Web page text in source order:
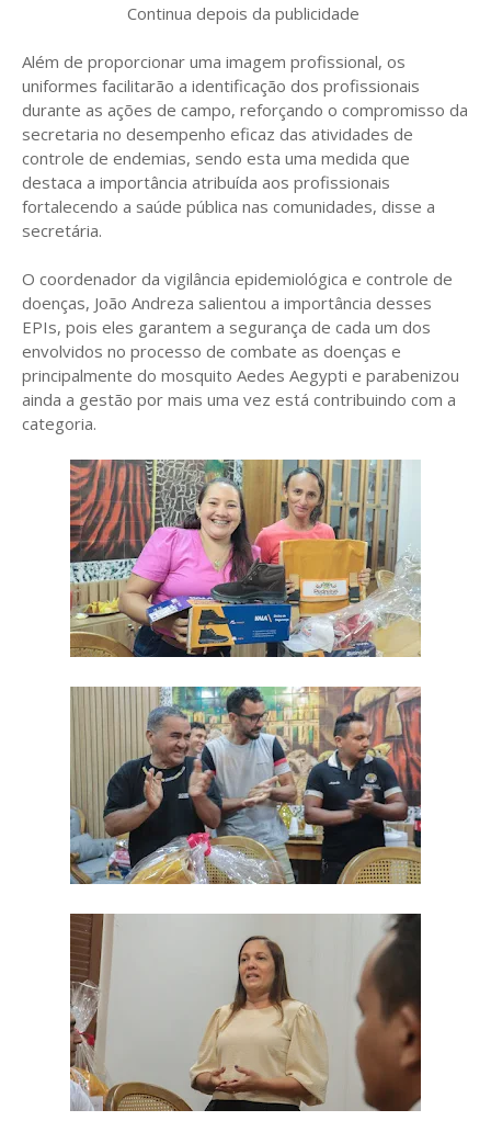
Continua depois da publicidade
Além de proporcionar uma imagem profissional, os
uniformes facilitarão a identificação dos profissionais
durante as ações de campo, reforçando o compromisso da
secretaria no desempenho eficaz das atividades de
controle de endemias, sendo esta uma medida que
destaca a importância atribuída aos profissionais
fortalecendo a saúde pública nas comunidades, disse a
secretária.
O coordenador da vigilância epidemiológica e controle de
doenças, João Andreza salientou a importância desses
EPIs, pois eles garantem a segurança de cada um dos
envolvidos no processo de combate as doenças e
principalmente do mosquito Aedes Aegypti e parabenizou
ainda a gestão por mais uma vez está contribuindo com a
categoria.